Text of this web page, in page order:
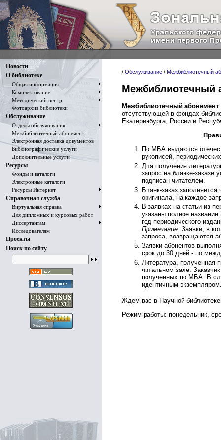
Новости
О библиотеке
Общая информация
Комплектование
Методический центр
Фотоархив библиотеки
Обслуживание
Отделы обслуживания
Межбиблиотечный абонемент
Электронная доставка документов
Библиографические услуги
Дополнительные услуги
Ресурсы
Фонды и каталоги
Электронные каталоги
Ресурсы Интернет
Справочная служба
Виртуальная справка
Для дипломных и курсовых работ
Диссертантам
Исследователям
Проекты
Поиск по сайту
/ Обслуживание / Межбиблиотечный
Межбиблиотечный
Межбиблиотечный
отсутствующей в фондах
Екатеринбурга, России и
По МБА выдаются
рукописей,
Для получения
запрос на бланке-заказе
подписан читателем.
Бланк-заказ
оригинала, на каждое
В заявках на статьи из
указаны полное
год периодического
Примечание: Заявки, в
запроса, возвращаются
Заявки абонентов
срок до 30 дней - по
Литература, полученная
читальном зале.
полученных по МБА. В
идентичным экземпляром.
Ждем вас в Научной
Режим работы: понедельник,